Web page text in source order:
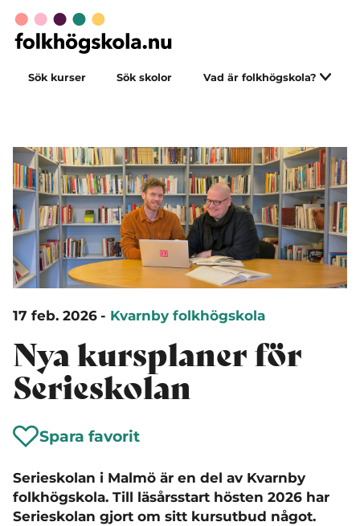
Sök kurser Sök skolor Vad är folkhögskola?
17 feb. 2026 - Kvarnby folkhögskola
Nya kursplaner för
Serieskolan
Spara favorit
Serieskolan i Malmö är en del av Kvarnby
folkhögskola. Till läsårsstart hösten 2026 har
Serieskolan gjort om sitt kursutbud något.